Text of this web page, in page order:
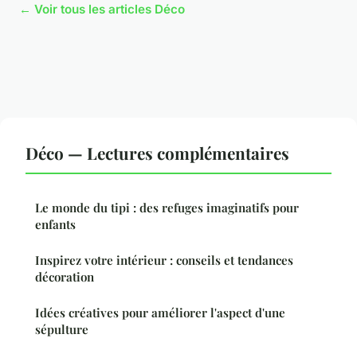
← Voir tous les articles Déco
Déco — Lectures complémentaires
Le monde du tipi : des refuges imaginatifs pour
enfants
Inspirez votre intérieur : conseils et tendances
décoration
Idées créatives pour améliorer l'aspect d'une
sépulture